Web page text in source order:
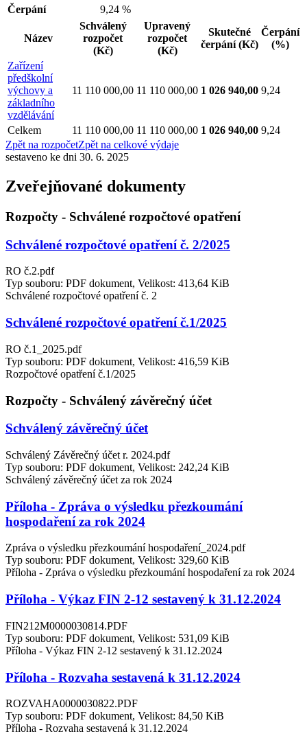
Čerpání
9,24 %
Název
Schválený
rozpočet
(Kč)
Upravený
rozpočet
(Kč)
Skutečné
čerpání(Kč)
Čerpání
(%)
Zařízení
předškolní
výchovy a
základního
vzdělávání
11 110 000,00 11 110 000,00 1 026 940,00 9,24
Celkem 11 110 000,00 11 110 000,00 1 026 940,00 9,24
Zpět na rozpočetZpět na celkové výdaje
sestaveno ke dni 30. 6. 2025
Zveřejňované dokumenty
Rozpočty - Schválené rozpočtové opatření
Schválené rozpočtové opatření č. 2/2025
RO č.2.pdf
Typ souboru: PDF dokument, Velikost: 413,64 KiB
Schválené rozpočtové opatření č. 2
Schválené rozpočtové opatření č.1/2025
RO č.1_2025.pdf
Typ souboru: PDF dokument, Velikost: 416,59 KiB
Rozpočtové opatření č.1/2025
Rozpočty - Schválený závěrečný účet
Schválený závěrečný účet
Schválený Závěrečný účet r. 2024.pdf
Typ souboru: PDF dokument, Velikost: 242,24 KiB
Schválený závěrečný účet za rok 2024
Příloha - Zpráva o výsledku přezkoumání
hospodaření za rok 2024
Zpráva o výsledku přezkoumání hospodaření_2024.pdf
Typ souboru: PDF dokument, Velikost: 329,60 KiB
Příloha - Zpráva o výsledku přezkoumání hospodaření za rok 2024
Příloha - Výkaz FIN 2-12 sestavený k 31.12.2024
FIN212M0000030814.PDF
Typ souboru: PDF dokument, Velikost: 531,09 KiB
Příloha - Výkaz FIN 2-12 sestavený k 31.12.2024
Příloha - Rozvaha sestavená k 31.12.2024
ROZVAHA0000030822.PDF
Typ souboru: PDF dokument, Velikost: 84,50 KiB
Příloha - Rozvaha sestavená k 31.12.2024